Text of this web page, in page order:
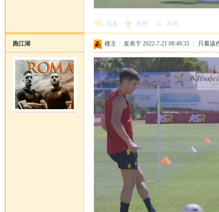
回复 支持 反对
跑江湖 楼主 发表于 2022-7-21 08:49:33 只看该